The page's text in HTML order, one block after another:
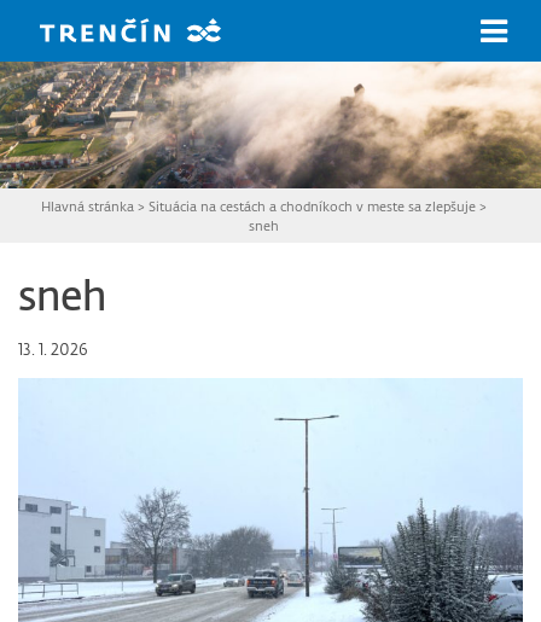
Hlavná stránka > Situácia na cestách a chodníkoch v meste sa zlepšuje>
sneh
sneh
13. 1. 2026